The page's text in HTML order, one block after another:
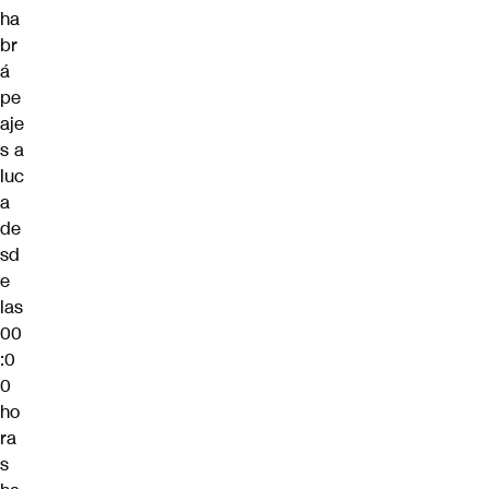
ha
br
á
pe
aje
s a
luc
a
de
sd
e
las
00
:0
0
ho
ra
s